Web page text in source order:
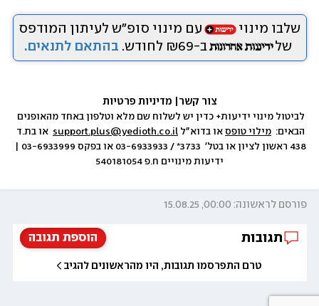
שלבו מינוי
עם מינוי סופ״ש לעיתון המודפס
של
ב-₪69 לחודש. בהתאם לתנאים.
צור קשר
הבאים: מילוי טופס או בדוא״ל support.plus@yedioth.co.il
ידיעות מינויים ח.פ 540181054
פורסם לראשונה: 00:00, 15.08.25
הוספת תגובה תגובות
טרם התפרסמו תגובות, היו מהראשונים להגיב